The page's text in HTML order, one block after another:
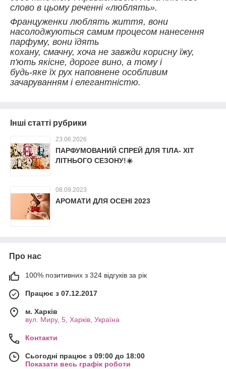
слово в цьому реченні «люблять».
Француженки люблять життя, вони
насолоджуються самим процесом нанесення
парфуму, вони їдять
кохану, смачну, хоча не завжди корисну їжу,
п'ють якісне, дороге вино, а тому і
будь-яке їх рух наповнене особливим
зачаруванням і елегантністю.
Інші статті рубрики
23.06.2026
ПАРФУМОВАНИЙ СПРЕЙ ДЛЯ ТІЛА- ХІТ
ЛІТНЬОГО СЕЗОНУ!☀️
08.09.2023
АРОМАТИ ДЛЯ ОСЕНІ 2023
Про нас
100% позитивних з 324 відгуків за рік
Працює з 07.12.2017
м. Харків
вул. Миру, 5, Харків, Україна
Контакти
Сьогодні працює з 09:00 до 18:00
Показати весь графік роботи